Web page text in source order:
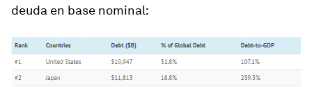
deuda en base nominal: